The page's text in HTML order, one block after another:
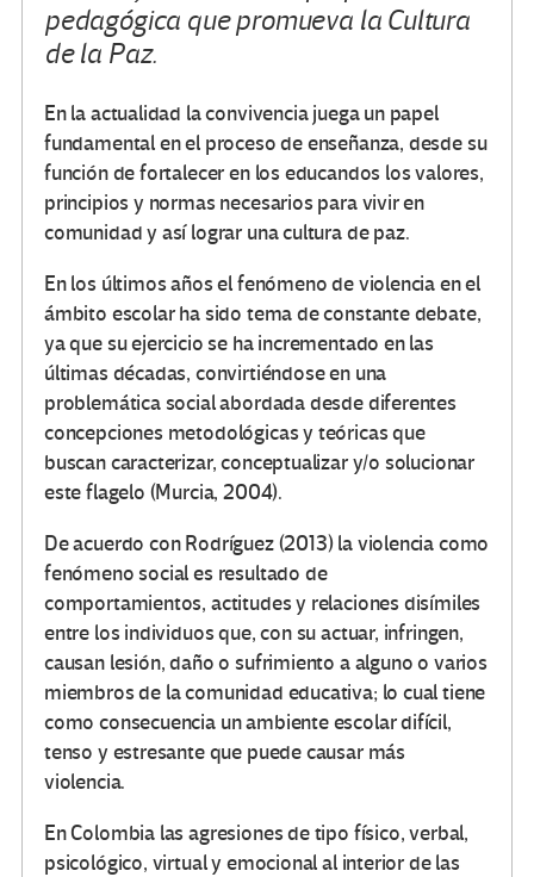
pedagógica que promueva la Cultura
de la Paz.
En la actualidad la convivencia juega un papel
fundamental en el proceso de enseñanza, desde su
función de fortalecer en los educandos los valores,
principios y normas necesarios para vivir en
comunidad y así lograr una cultura de paz.
En los últimos años el fenómeno de violencia en el
ámbito escolar ha sido tema de constante debate,
ya que su ejercicio se ha incrementado en las
últimas décadas, convirtiéndose en una
problemática social abordada desde diferentes
concepciones metodológicas y teóricas que
buscan caracterizar, conceptualizar y/o solucionar
este flagelo (Murcia, 2004).
De acuerdo con Rodríguez (2013) la violencia como
fenómeno social es resultado de
comportamientos, actitudes y relaciones disímiles
entre los individuos que, con su actuar, infringen,
causan lesión, daño o sufrimiento a alguno o varios
miembros de la comunidad educativa; lo cual tiene
como consecuencia un ambiente escolar difícil,
tenso y estresante que puede causar más
violencia.
En Colombia las agresiones de tipo físico, verbal,
psicológico, virtual y emocional al interior de las